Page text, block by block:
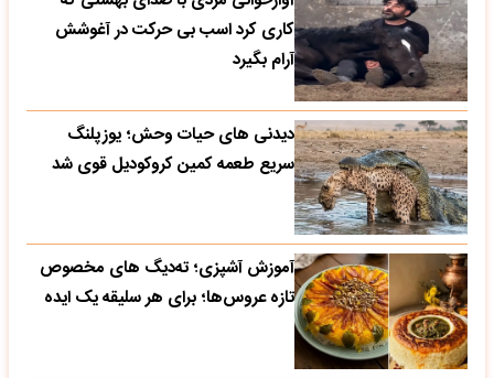
کاری کرد اسب بی حرکت در آغوشش
آرام بگیرد
دیدنی های حیات وحش؛ یوزپلنگ
سریع طعمه کمین کروکودیل قوی شد
آموزش آشپزی؛ ته‌دیگ‌ های مخصوص
تازه‌ عروس‌ها؛ برای هر سلیقه یک ایده